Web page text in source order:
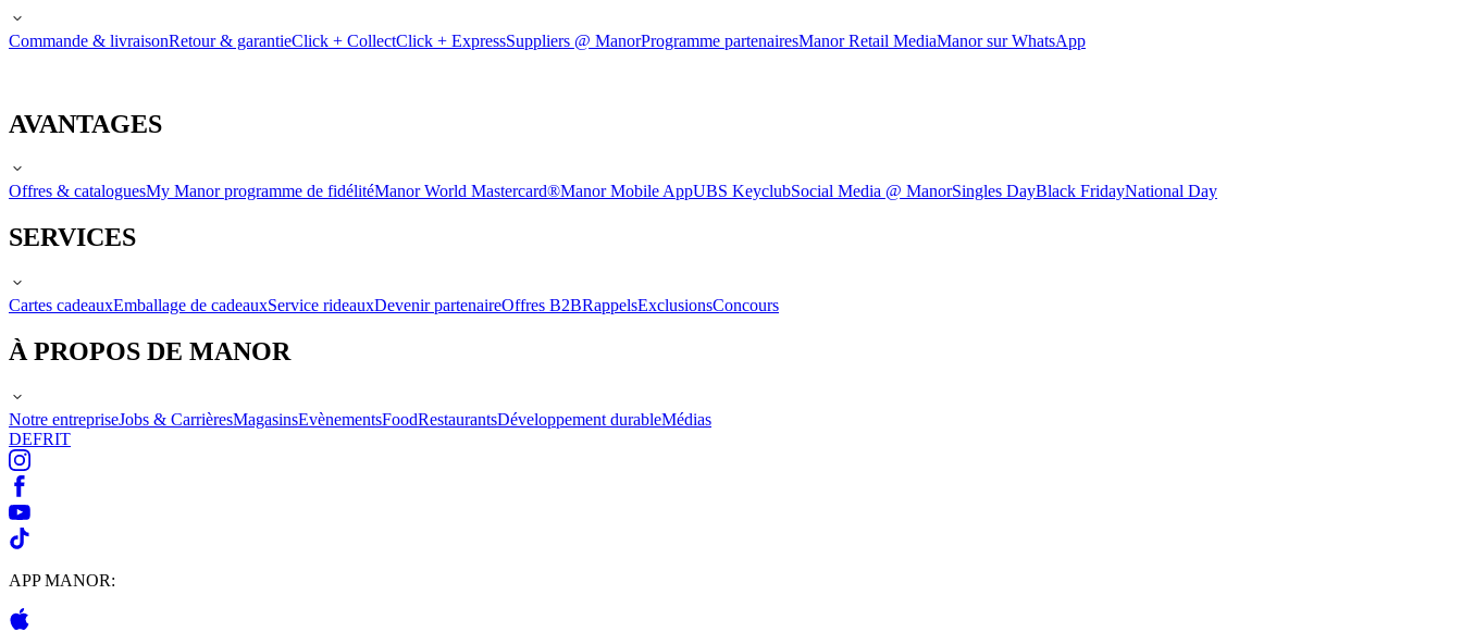
Commande & livraisonRetour & garantieClick + CollectClick + ExpressSuppliers @ ManorProgramme partenairesManor Retail MediaManor sur WhatsApp
AVANTAGES
Offres & cataloguesMy Manor programme de fidélitéManor World Mastercard®Manor Mobile AppUBS KeyclubSocial Media @ ManorSingles DayBlack FridayNational Day
SERVICES
Cartes cadeauxEmballage de cadeauxService rideauxDevenir partenaireOffres B2BRappelsExclusionsConcours
À PROPOS DE MANOR
Notre entrepriseJobs & CarrièresMagasinsEvènementsFoodRestaurantsDéveloppement durableMédias
DEFRIT
APP MANOR: